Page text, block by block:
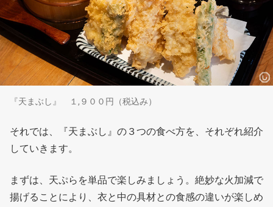
『天まぶし』 １,９００円（税込み）
それでは、『天まぶし』の３つの食べ方を、それぞれ紹介
していきます。
まずは、天ぷらを単品で楽しみましょう。絶妙な火加減で
揚げることにより、衣と中の具材との食感の違いが楽しめ